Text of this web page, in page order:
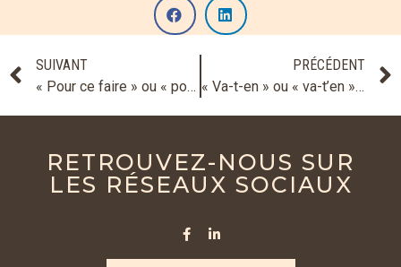
SUIVANT
« Pour ce faire » ou « pour se faire » ? « Ce faisant » ou « se faisant » ?
PRÉCÉDENT
« Va-t-en » ou « va-t’en » ?
RETROUVEZ-NOUS SUR
LES RÉSEAUX SOCIAUX